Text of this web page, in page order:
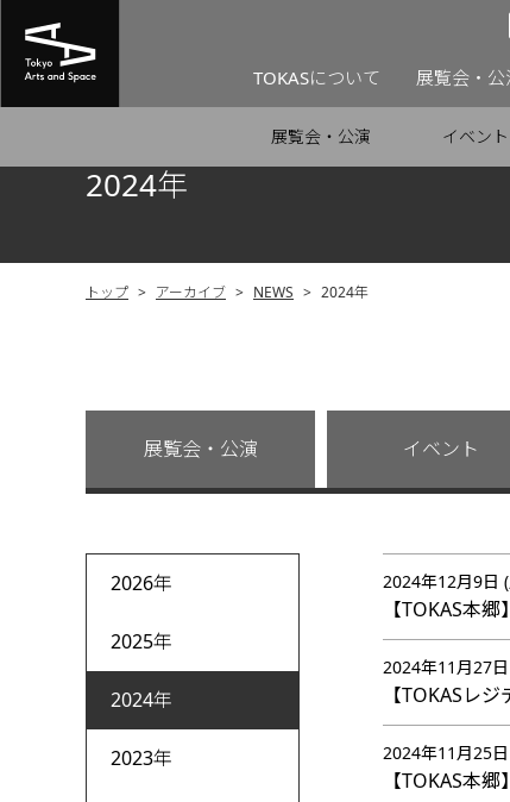
TOKASについて 展覧会・公
展覧会・公演 イベント
2024年
トップ > アーカイブ > NEWS > 2024年
展覧会・公演 イベント
2026年
2025年
2024年
2023年
2024年12月9日
【TOKAS本
2024年11月27
【TOKASレ
2024年11月25
【TOKAS本